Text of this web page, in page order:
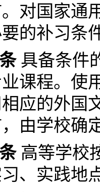
对国家通
的补习条
具备条件
课程。使
应的外国
由学校确
高等学校
、实践地